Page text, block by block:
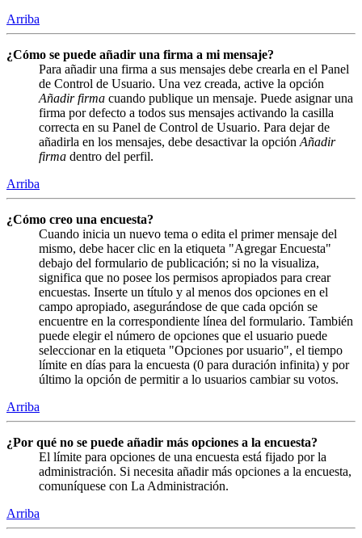
Arriba
¿Cómo se puede añadir una firma a mi mensaje?
Para añadir una firma a sus mensajes debe crearla en el Panel
de Control de Usuario. Una vez creada, active la opción
Añadir firma cuando publique un mensaje. Puede asignar una
firma por defecto a todos sus mensajes activando la casilla
correcta en su Panel de Control de Usuario. Para dejar de
añadirla en los mensajes, debe desactivar la opción Añadir
firma dentro del perfil.
Arriba
¿Cómo creo una encuesta?
Cuando inicia un nuevo tema o edita el primer mensaje del
mismo, debe hacer clic en la etiqueta "Agregar Encuesta"
debajo del formulario de publicación; si no la visualiza,
significa que no posee los permisos apropiados para crear
encuestas. Inserte un título y al menos dos opciones en el
campo apropiado, asegurándose de que cada opción se
encuentre en la correspondiente línea del formulario. También
puede elegir el número de opciones que el usuario puede
seleccionar en la etiqueta "Opciones por usuario", el tiempo
límite en días para la encuesta (0 para duración infinita) y por
último la opción de permitir a lo usuarios cambiar su votos.
Arriba
¿Por qué no se puede añadir más opciones a la encuesta?
El límite para opciones de una encuesta está fijado por la
administración. Si necesita añadir más opciones a la encuesta,
comuníquese con La Administración.
Arriba